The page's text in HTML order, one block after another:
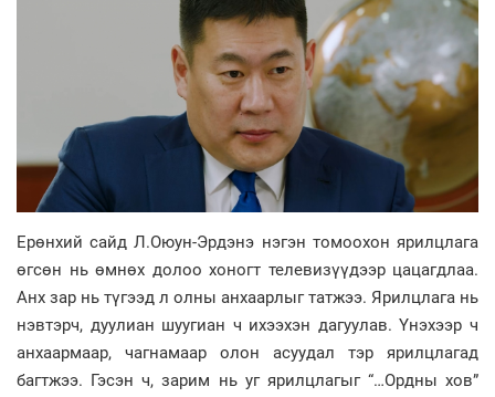
Ерөнхий сайд Л.Оюун-Эрдэнэ нэгэн томоохон ярилцлага
өгсөн нь өмнөх долоо хоногт телевизүүдээр цацагдлаа.
Анх зар нь түгээд л олны анхаарлыг татжээ. Ярилцлага нь
нэвтэрч, дуулиан шуугиан ч ихээхэн дагуулав. Үнэхээр ч
анхаармаар, чагнамаар олон асуудал тэр ярилцлагад
багтжээ. Гэсэн ч, зарим нь уг ярилцлагыг “…Ордны хов”